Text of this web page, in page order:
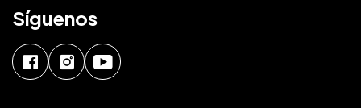
Síguenos